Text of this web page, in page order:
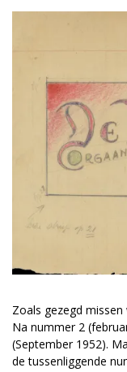
Zoals gezegd
Na nummer 2
(September 1952).
de tussenliggende